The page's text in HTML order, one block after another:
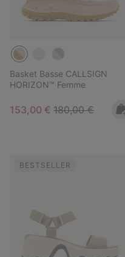
Basket Basse CALLSIGN
HORIZON™ Femme
Sale price:
153,00 € Regular price:
180,00 €
BESTSELLER